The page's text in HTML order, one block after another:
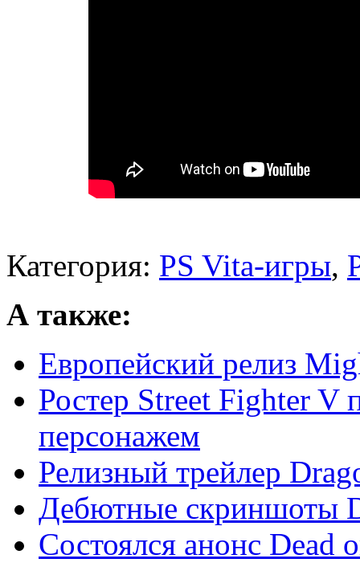
Категория: PS Vita-игры,
А также:
Европейский релиз
Ростер Street Fighter V
персонажем
Релизный трейлер
Дебютные скриншоты
Состоялся анонс Dead